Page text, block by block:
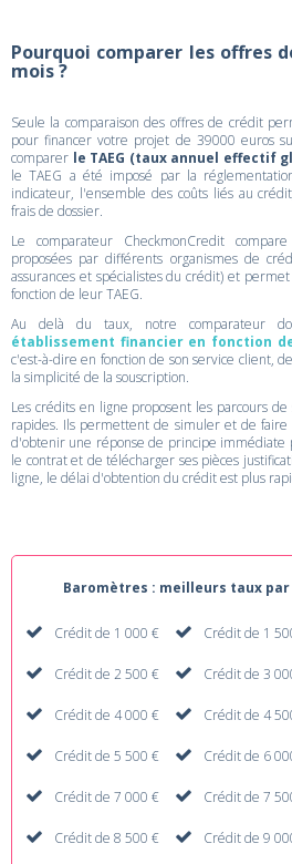
Pourquoi comparer les offres
mois ?
Seule la comparaison des offres de crédit
pour financer votre projet de 39000 euros
comparer le TAEG (taux annuel effectif
le TAEG a été imposé par la
indicateur, l'ensemble des coûts liés au
frais de dossier.
Le comparateur CheckmonCredit
proposées par différents organismes de
assurances et spécialistes du crédit) et
fonction de leur TAEG.
Au delà du taux, notre comparateur
établissement financier en fonction
c'est-à-dire en fonction de son service client,
la simplicité de la souscription.
Les crédits en ligne proposent les parcours
rapides. Ils permettent de simuler et de
d'obtenir une réponse de principe immédiate
le contrat et de télécharger ses pièces
ligne, le délai d'obtention du crédit est plus
Baromètres : meilleurs taux
Crédit de 1 000 € Crédit de 1
Crédit de 2 500 € Crédit de 3
Crédit de 4 000 € Crédit de 4
Crédit de 5 500 € Crédit de 6
Crédit de 7 000 € Crédit de 7
Crédit de 8 500 € Crédit de 9